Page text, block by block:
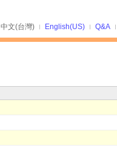
中文(台灣)
English(US) Q&A